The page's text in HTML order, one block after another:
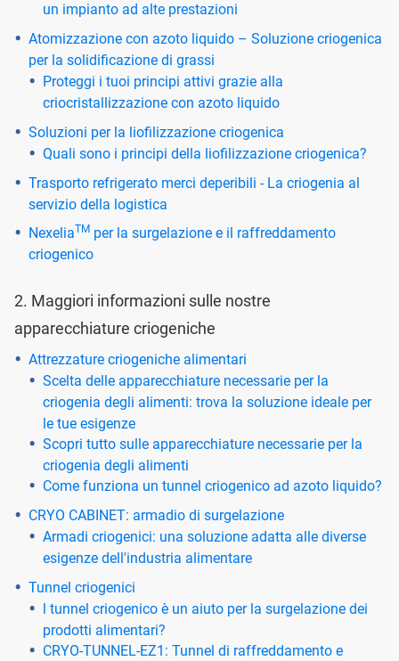
un impianto ad alte prestazioni
Atomizzazione con azoto liquido – Soluzione criogenica
per la solidificazione di grassi
Proteggi i tuoi principi attivi grazie alla
criocristallizzazione con azoto liquido
Soluzioni per la liofilizzazione criogenica
Quali sono i principi della liofilizzazione criogenica?
Trasporto refrigerato merci deperibili - La criogenia al
servizio della logistica
NexeliaTM per la surgelazione e il raffreddamento
criogenico
2. Maggiori informazioni sulle nostre
apparecchiature criogeniche
Attrezzature criogeniche alimentari
Scelta delle apparecchiature necessarie per la
criogenia degli alimenti: trova la soluzione ideale per
le tue esigenze
Scopri tutto sulle apparecchiature necessarie per la
criogenia degli alimenti
Come funziona un tunnel criogenico ad azoto liquido?
CRYO CABINET: armadio di surgelazione
Armadi criogenici: una soluzione adatta alle diverse
esigenze dell'industria alimentare
Tunnel criogenici
l tunnel criogenico è un aiuto per la surgelazione dei
prodotti alimentari?
CRYO-TUNNEL-EZ1: Tunnel di raffreddamento e